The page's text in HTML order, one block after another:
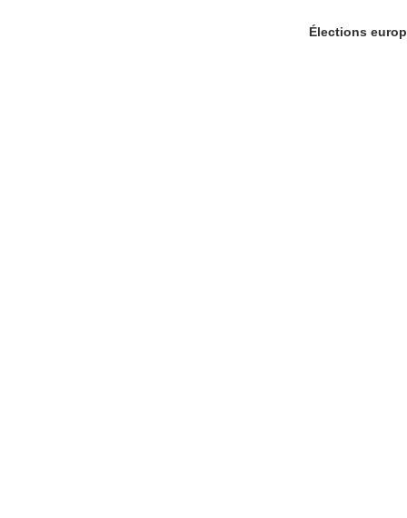
Élections